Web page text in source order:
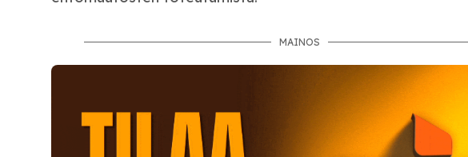
MAINOS